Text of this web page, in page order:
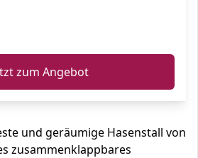
zum Angebot
und geräumige Hasenstall von
zusammenklappbares